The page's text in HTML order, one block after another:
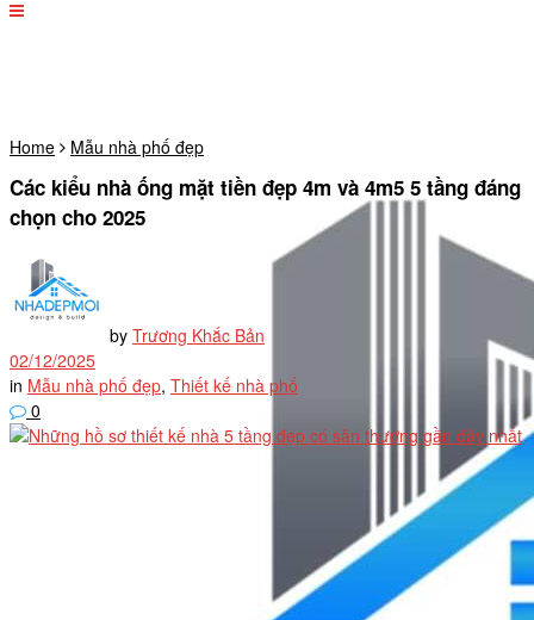
Home Mẫu nhà phố đẹp
Các kiểu nhà ống mặt tiền đẹp 4m và 4m5 5 tầng đáng
chọn cho 2025
by Trương Khắc Bản
02/12/2025
in Mẫu nhà phố đẹp, Thiết kế nhà phố
0